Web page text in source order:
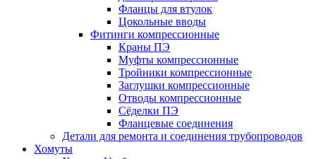
Фланцы для втулок
Цокольные вводы
Фитинги компрессионные
Краны ПЭ
Муфты компрессионные
Тройники компрессионные
Заглушки компрессионные
Отводы компрессионные
Сёделки ПЭ
Фланцевые соединения
Детали для ремонта и соединения трубопроводов
Хомуты